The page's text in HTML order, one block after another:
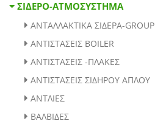
ΑΝΤΑΛΛΑΚΤΙΚΑ ΣΙΔΕΡΑ-GROUP
ΑΝΤΙΣΤΑΣΕΙΣ BOILER
ΑΝΤΙΣΤΑΣΕΙΣ -ΠΛΑΚΕΣ
ΑΝΤΙΣΤΑΣΕΙΣ ΣΙΔΗΡΟΥ ΑΠΛΟΥ
ΑΝΤΛΙΕΣ
ΒΑΛΒΙΔΕΣ